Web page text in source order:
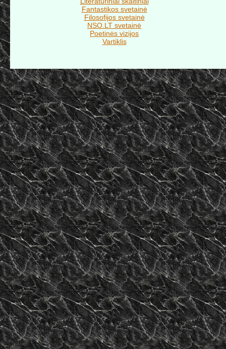
Fantastikos svetainė
Filosofijos svetainė
NSO.LT svetainė
Poetinės vizijos
Vartiklis